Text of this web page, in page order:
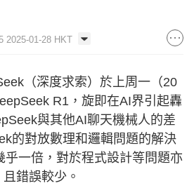
2025-01-28 HKT
（深度求索）於上周一（20
R1，旋即在AI界引起轟
與其他AI聊天機械人的差
的對放數理和邏輯問題的解決
乎一倍，對於程式設計等問題亦
錯誤較少。